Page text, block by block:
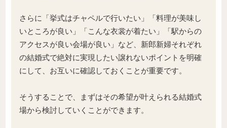
さらに「挙式はチャペルで行いたい」「料理が美味し
いところが良い」「こんな衣裳が着たい」「駅からの
アクセスが良い会場が良い」など、新郎新婦それぞれ
の結婚式で絶対に実現したい譲れないポイントを明確
にして、お互いに確認しておくことが重要です。
そうすることで、まずはその希望が叶えられる結婚式
場から検討していくことができます。